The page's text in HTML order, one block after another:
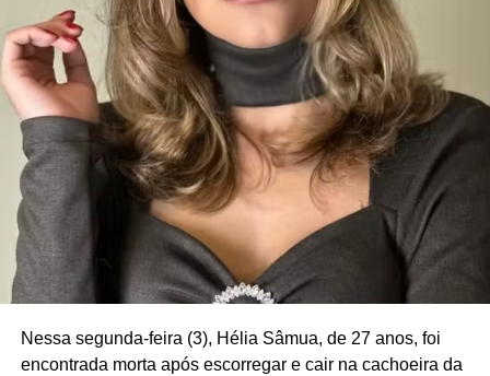
Nessa segunda-feira (3), Hélia Sâmua, de 27 anos, foi
encontrada morta após escorregar e cair na cachoeira da